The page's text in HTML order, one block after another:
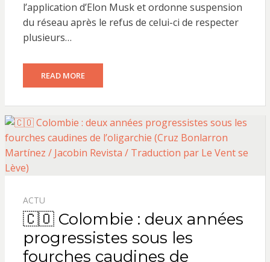
l’application d’Elon Musk et ordonne suspension
du réseau après le refus de celui-ci de respecter
plusieurs…
READ MORE
ACTU
🇨🇴 Colombie : deux années
progressistes sous les
fourches caudines de